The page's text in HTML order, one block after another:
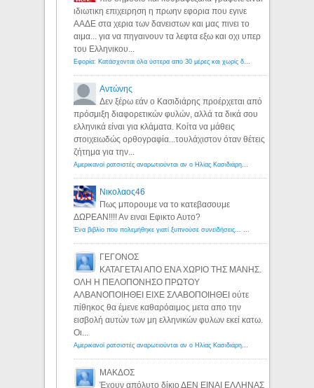
ιδιωτικη επιχειρηση η πρωην εφορια που εγινε
ΑΑΔΕ στα χερια των δανειστων και μας πινει το
αιμα... για να πηγαινουν τα λεφτα εξω και οχι υπερ
του Ελληνικου...
Εφορία: Κατάσχονται όλα ύστερα από 30 μέρες και χωρίς δικαστικές αποφάσεις - Λόγιος Ερμής
Αντώνης
Δεν ξέρω εάν ο Κασιδιάρης προέρχεται από
πρόσμιξη διαφορετικών φυλών, αλλά τα δικά σου
ελληνικά είναι για κλάματα. Κοίτα να μάθεις
στοιχειωδώς ορθογραφία...τουλάχιστον όταν θέτεις
ζήτημα για την...
Αμερικανοί ρατσιστές αναρωτιούνται αν ο Ηλίας Κασιδιάρης ανήκει στη λευκή φυλή... - Λόγιος Ερμής
Νικολαος46
Πως μπορουμε να το κατεβασουμε
ΔΩΡΕΑΝ!!!! Αν ειναι Εφικτο Αυτο?
Ένα βιβλίο που πολεμήθηκε γιατί ξυπνούσε συνειδήσεις... - Λόγιος Ερμής | Η γνώση ξεκινάει με την αναζήτηση...
ΓΕΓΟΝΟΣ
ΚΑΤΑΓΕΤΑΙ ΑΠΟ ΕΝΑ ΧΩΡΙΟ ΤΗΣ ΜΑΝΗΣ.
ΟΛΗ Η ΠΕΛΟΠΟΝΗΣΟ ΠΡΩΤΟΥ
ΑΛΒΑΝΟΠΟΙΗΘΕΙ ΕΙΧΕ ΣΛΑΒΟΠΟΙΗΘΕΙ ούτε
πίθηκος θα έμενε καθαρόαιμος μετα απο την
εισβολή αυτών των μη ελληνικών φυλων εκεί κατω.
Οι...
Αμερικανοί ρατσιστές αναρωτιούνται αν ο Ηλίας Κασιδιάρης ανήκει στη λευκή φυλή... - Λόγιος Ερμής
ΜΑΚΔΟΣ
Έχουν απόλυτο δίκιο ΔΕΝ ΕΙΝΑΙ ΕΛΛΗΝΑΣ